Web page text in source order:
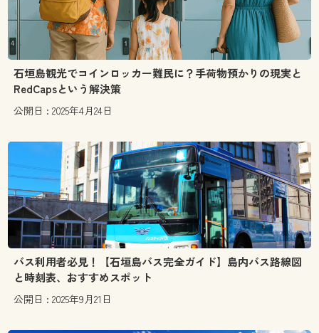
石垣島観光でコインロッカー難民に？手荷物預かりの現実と
RedCapsという解決策
公開日 : 2025年4月24日
バス利用者必見！【石垣島バス完全ガイド】島内バス路線図
と時刻表、おすすめスポット
公開日 : 2025年9月21日